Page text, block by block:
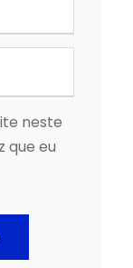
neste
que eu